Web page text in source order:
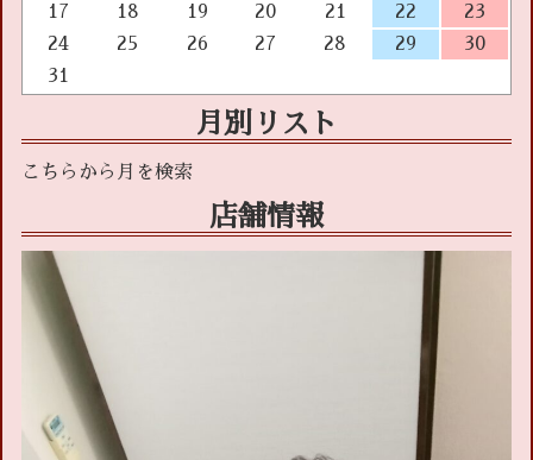
17
18 19 20 21 22
23
24
25 26 27 28 29
30
31
月別リスト
店舗情報